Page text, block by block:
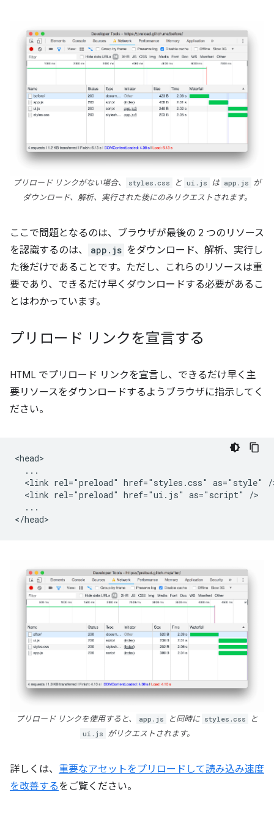
プリロード リンクがない場合、 styles.css と ui.js は app.js が
ダウンロード、解析、実行された後にのみリクエストされます。
ここで問題となるのは、ブラウザが最後の 2 つのリソース
を認識するのは、
app.js をダウンロード、解析、実行し
た後だけであることです。ただし、これらのリソースは重
要であり、できるだけ早くダウンロードする必要があるこ
とはわかっています。
プリロード リンクを宣言する
HTML でプリロード リンクを宣言し、できるだけ早く主
要リソースをダウンロードするようブラウザに指示してく
ださい。
<head>
  ...
<link rel="preload" href="styles.css" as="style"
  <link rel="preload" href="ui.js" as="script" />
  ...
プリロード リンクを使用すると、 app.js と同時に styles.css と
ui.js がリクエストされます。
詳しくは、 重要なアセットをプリロードして読み込み速度
を改善するをご覧ください。